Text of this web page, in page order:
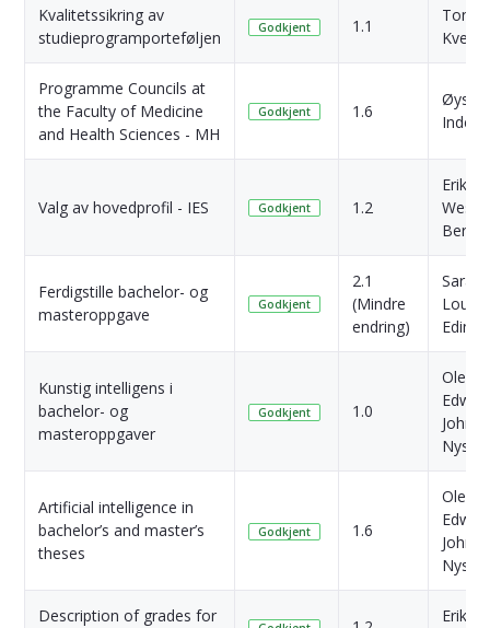
Kvalitetssikring av
studieprogramporteføljen
Godkjent 1.1
Tone
Programme Councils at
the Faculty of Medicine
and Health Sciences - MH
Godkjent 1.6
Valg av hovedprofil - IES Godkjent 1.2
Erik
Berg
Ferdigstille bachelor- og
masteroppgave
Godkjent
2.1
(Mindre
endring)
Sara
Louise
Edin
Kunstig intelligens i
bachelor- og
masteroppgaver
Godkjent 1.0
Ole
Johns
Artificial intelligence in
bachelor’s and master’s
theses
Godkjent 1.6
Ole
Johns
Description of grades for
Erik